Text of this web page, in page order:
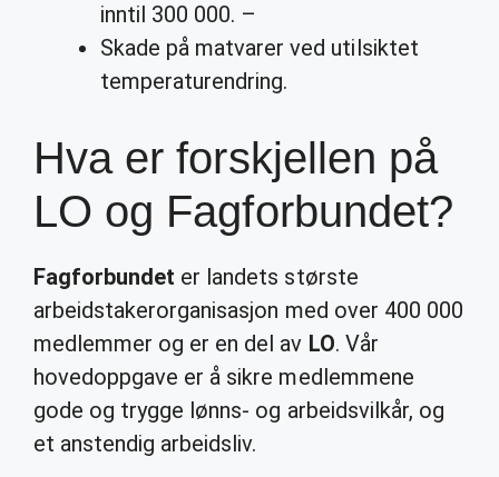
inntil 300 000. –
Skade på matvarer ved utilsiktet
temperaturendring.
Hva er forskjellen på
LO og Fagforbundet?
Fagforbundet er landets største
arbeidstakerorganisasjon med over 400 000
medlemmer og er en del av LO. Vår
hovedoppgave er å sikre medlemmene
gode og trygge lønns- og arbeidsvilkår, og
et anstendig arbeidsliv.